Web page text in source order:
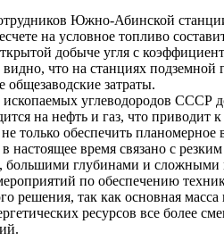
Южно-Абинской
на условное топливо
добыче угля с
что на станциях подземной
общезаводские затраты.
ископаемых углеводородов СССР
на нефть и газ, что приводит
только обеспечить планомерное
настоящее время связано с
глубинами и сложными
по обеспечению
решения, так как основная
ресурсов все более